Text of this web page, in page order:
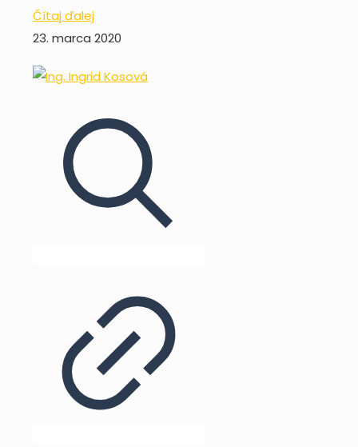
Čítaj ďalej
23. marca 2020